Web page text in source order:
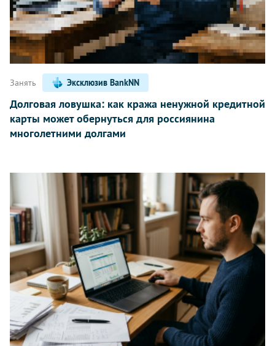
Занять Эксклюзив BankNN
Долговая ловушка: как кража ненужной кредитной
карты может обернуться для россиянина
многолетними долгами